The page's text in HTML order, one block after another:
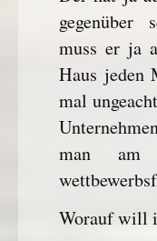
gegenüber
muss er ja
Haus jeden
mal
man am
Worauf will